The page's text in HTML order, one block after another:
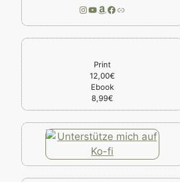
Instagram
YouTube
Amazon
Facebook
Link
Print
12,00€
Ebook
8,99€